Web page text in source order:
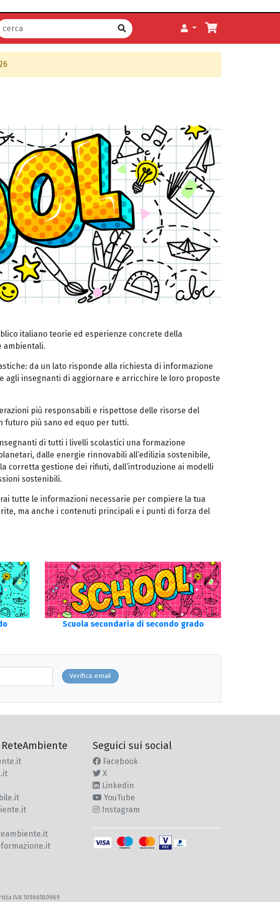
italiano teorie ed esperienze concrete della
ambientali.
da un lato risponde alla richiesta di informazione
agli insegnanti di aggiornare e arricchire le loro proposte
più responsabili e rispettose delle risorse del
futuro più sano ed equo per tutti.
di tutti i livelli scolastici una formazione
dalle energie rinnovabili all’edilizia sostenibile,
corretta gestione dei rifiuti, dall’introduzione ai modelli
sostenibili.
tutte le informazioni necessarie per compiere la tua
ma anche i contenuti principali e i punti di forza del
Scuola secondaria di secondo grado
Verifica email
Seguici sui social
Facebook
X
Linkedin
YouTube
Instagram
IVA 10966180969